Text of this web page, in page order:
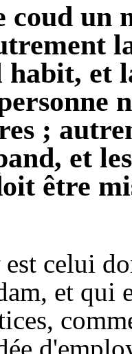
coud un
et
;
et
être
est celui
et qui